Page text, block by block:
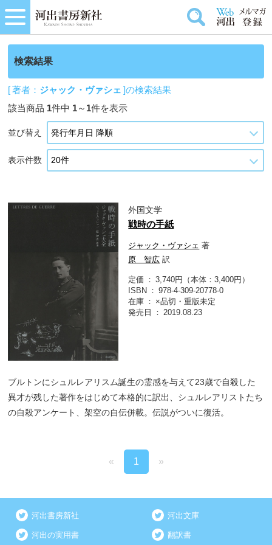
検索結果
[ 著者： ジャック・ヴァシェ ]の検索結果
該当商品 1件中 1～ 1件を表示
並び替え
表示件数
外国文学
戦時の手紙
ジャック・ヴァシェ 著
原 智広 訳
定価
3,740円（本体：3,400円）
ISBN
978-4-309-20778-0
在庫
×品切・重版未定
発売日
2019.08.23
ブルトンにシュルレアリスム誕生の霊感を与えて23歳で自殺した
異才が残した著作をはじめて本格的に訳出、シュルレアリストたち
の自殺アンケート、架空の自伝併載。伝説がついに復活。
« 1 »
河出書房新社 河出文庫
河出の実用書 翻訳書